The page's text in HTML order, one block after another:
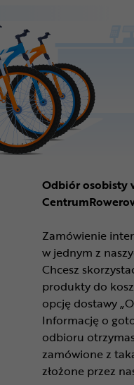
Odbiór osobisty
Zamówienie
w jednym z
Chcesz
produkty do
opcję dostawy
Informację o
odbioru
zamówione z
złożone przez